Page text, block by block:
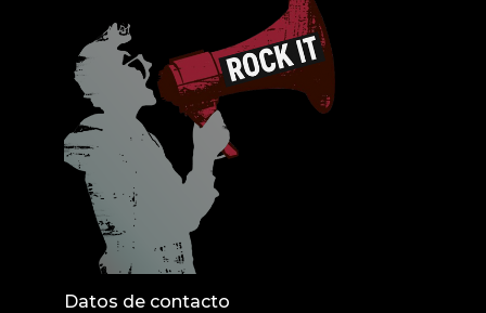
Datos de contacto